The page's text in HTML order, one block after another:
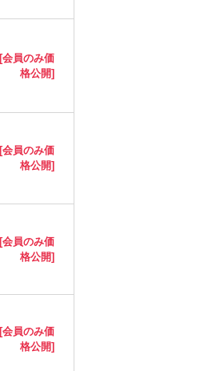
[会員のみ価
格公開]
[会員のみ価
格公開]
[会員のみ価
格公開]
[会員のみ価
格公開]